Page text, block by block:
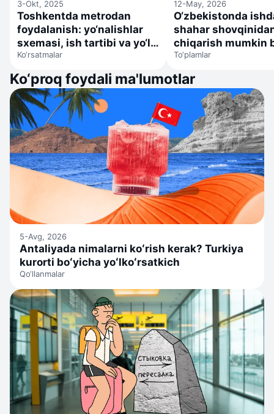
3-Okt, 2025
Toshkentda metrodan
foydalanish: yo‘nalishlar
sxemasi, ish tartibi va yo‘l
haqi
Ko‘rsatmalar
12-May, 2026
O‘zbekistonda
shahar
chiqarish mumkin
12 ta sanatoriy
To‘plamlar
Ko‘proq foydali ma'lumotlar
5-Avg, 2026
Antaliyada nimalarni koʻrish kerak? Turkiya
kurorti boʻyicha yoʻlkoʻrsatkich
Qo‘llanmalar